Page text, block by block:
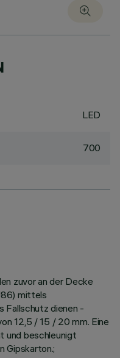
LED
700
zuvor an der Decke
mittels
Fallschutz dienen -
12,5 / 15 / 20 mm. Eine
und beschleunigt
Gipskarton.;